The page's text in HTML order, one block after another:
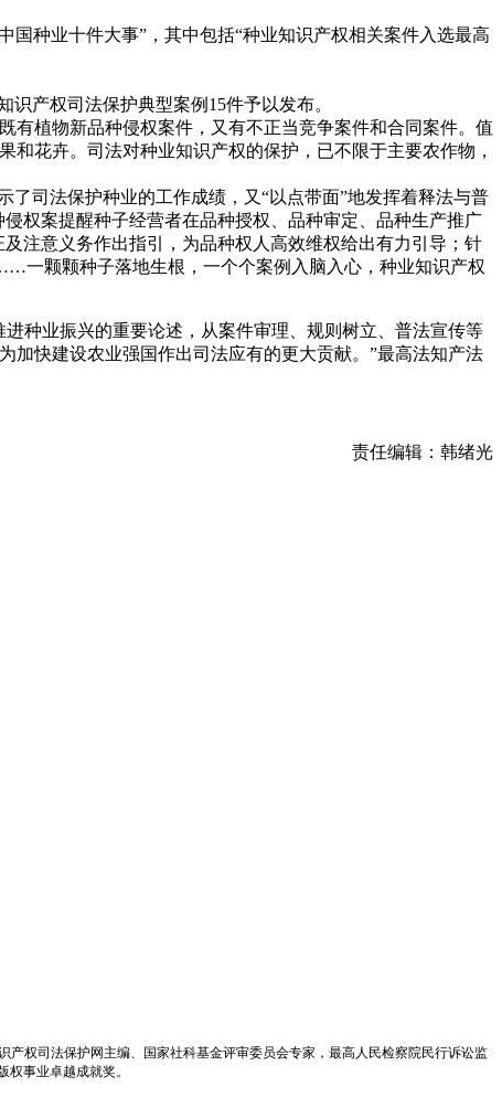
种业十件大事”，其中包括“种业知识产权相关案件入选最高
产权司法保护典型案例15件予以发布。
植物新品种侵权案件，又有不正当竞争案件和合同案件。值
花卉。司法对种业知识产权的保护，已不限于主要农作物，
司法保护种业的工作成绩，又“以点带面”地发挥着释法与普
权案提醒种子经营者在品种授权、品种审定、品种生产推广
注意义务作出指引，为品种权人高效维权给出有力引导；针
一颗颗种子落地生根，一个个案例入脑入心，种业知识产权
种业振兴的重要论述，从案件审理、规则树立、普法宣传等
加快建设农业强国作出司法应有的更大贡献。”最高法知产法
责任编辑：韩绪光
权司法保护网主编、国家社科基金评审委员会专家，最高人民检察院民行诉讼监
事业卓越成就奖。